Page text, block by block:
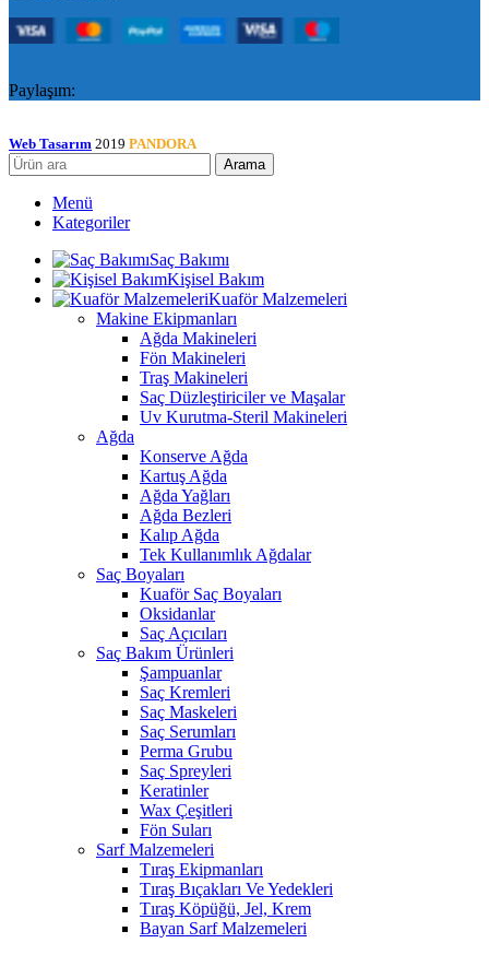
Paylaşım:
Web Tasarım 2019 PANDORA
Arama
Menü
Kategoriler
Saç Bakımı
Kişisel Bakım
Kuaför Malzemeleri
Makine Ekipmanları
Ağda Makineleri
Fön Makineleri
Traş Makineleri
Saç Düzleştiriciler ve Maşalar
Uv Kurutma-Steril Makineleri
Ağda
Konserve Ağda
Kartuş Ağda
Ağda Yağları
Ağda Bezleri
Kalıp Ağda
Tek Kullanımlık Ağdalar
Saç Boyaları
Kuaför Saç Boyaları
Oksidanlar
Saç Açıcıları
Saç Bakım Ürünleri
Şampuanlar
Saç Kremleri
Saç Maskeleri
Saç Serumları
Perma Grubu
Saç Spreyleri
Keratinler
Wax Çeşitleri
Fön Suları
Sarf Malzemeleri
Tıraş Ekipmanları
Tıraş Bıçakları Ve Yedekleri
Tıraş Köpüğü, Jel, Krem
Bayan Sarf Malzemeleri